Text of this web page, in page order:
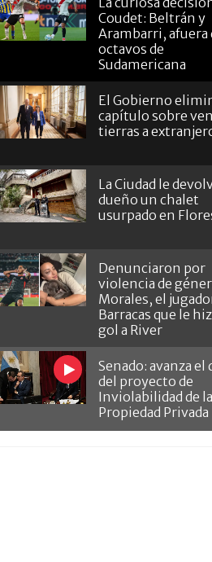
Coudet: Beltrán y
Arambarri, afuera
octavos de
Sudamericana
El Gobierno
capítulo sobre
tierras a
La Ciudad le
dueño un chalet
usurpado en
Denunciaron por
violencia de
Morales, el
Barracas que le
gol a River
Senado: avanza el
del proyecto de
Inviolabilidad de la
Propiedad Privada